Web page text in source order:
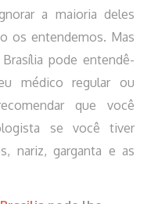
a maioria deles
os entendemos. Mas
pode entendê-
médico regular ou
que você
se você tiver
nariz, garganta e as